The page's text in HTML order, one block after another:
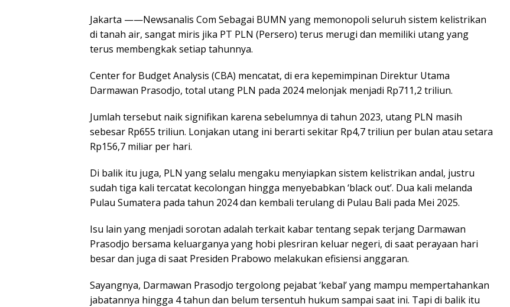
Jakarta ——Newsanalis Com Sebagai BUMN yang memonopoli seluruh sistem kelistrikan
di tanah air, sangat miris jika PT PLN (Persero) terus merugi dan memiliki utang yang
terus membengkak setiap tahunnya.
Center for Budget Analysis (CBA) mencatat, di era kepemimpinan Direktur Utama
Darmawan Prasodjo, total utang PLN pada 2024 melonjak menjadi Rp711,2 triliun.
Jumlah tersebut naik signifikan karena sebelumnya di tahun 2023, utang PLN masih
sebesar Rp655 triliun. Lonjakan utang ini berarti sekitar Rp4,7 triliun per bulan atau setara
Rp156,7 miliar per hari.
Di balik itu juga, PLN yang selalu mengaku menyiapkan sistem kelistrikan andal, justru
sudah tiga kali tercatat kecolongan hingga menyebabkan ‘black out’. Dua kali melanda
Pulau Sumatera pada tahun 2024 dan kembali terulang di Pulau Bali pada Mei 2025.
Isu lain yang menjadi sorotan adalah terkait kabar tentang sepak terjang Darmawan
Prasodjo bersama keluarganya yang hobi plesriran keluar negeri, di saat perayaan hari
besar dan juga di saat Presiden Prabowo melakukan efisiensi anggaran.
Sayangnya, Darmawan Prasodjo tergolong pejabat ‘kebal’ yang mampu mempertahankan
jabatannya hingga 4 tahun dan belum tersentuh hukum sampai saat ini. Tapi di balik itu